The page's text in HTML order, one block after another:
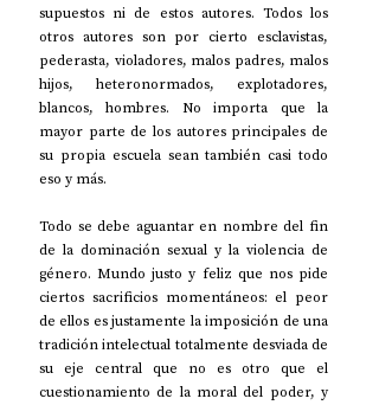
supuestos ni de estos autores. Todos los
otros autores son por cierto esclavistas,
pederasta, violadores, malos padres, malos
hijos, heteronormados, explotadores,
blancos, hombres. No importa que la
mayor parte de los autores principales de
su propia escuela sean también casi todo
eso y más.
Todo se debe aguantar en nombre del fin
de la dominación sexual y la violencia de
género. Mundo justo y feliz que nos pide
ciertos sacrificios momentáneos: el peor
de ellos es justamente la imposición de una
tradición intelectual totalmente desviada de
su eje central que no es otro que el
cuestionamiento de la moral del poder, y